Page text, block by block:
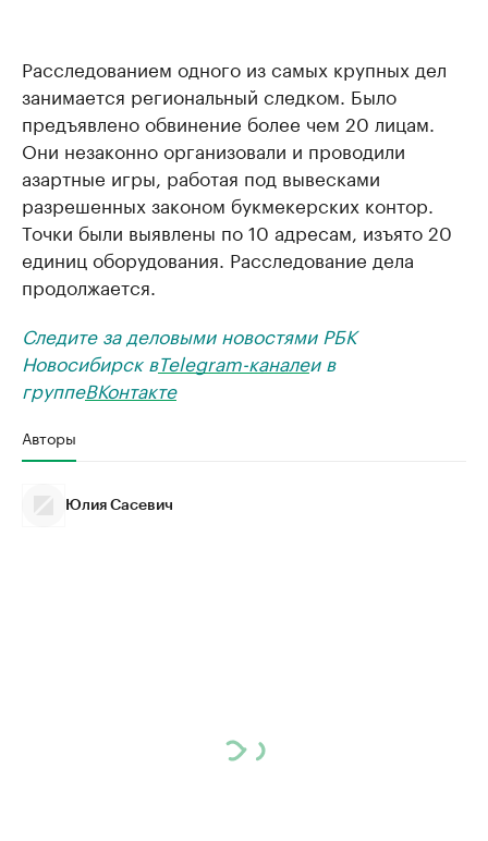
Расследованием одного из самых крупных дел
занимается региональный следком. Было
предъявлено обвинение более чем 20 лицам.
Они незаконно организовали и проводили
азартные игры, работая под вывесками
разрешенных законом букмекерских контор.
Точки были выявлены по 10 адресам, изъято 20
единиц оборудования. Расследование дела
продолжается.
Следите за деловыми новостями РБК
Новосибирск вTelegram-каналеи в
группеВКонтакте
Авторы
Юлия Сасевич